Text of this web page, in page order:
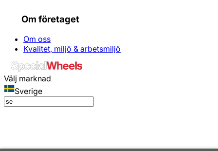
Om företaget
Om oss
Kvalitet, miljö & arbetsmiljö
Välj marknad
Sverige